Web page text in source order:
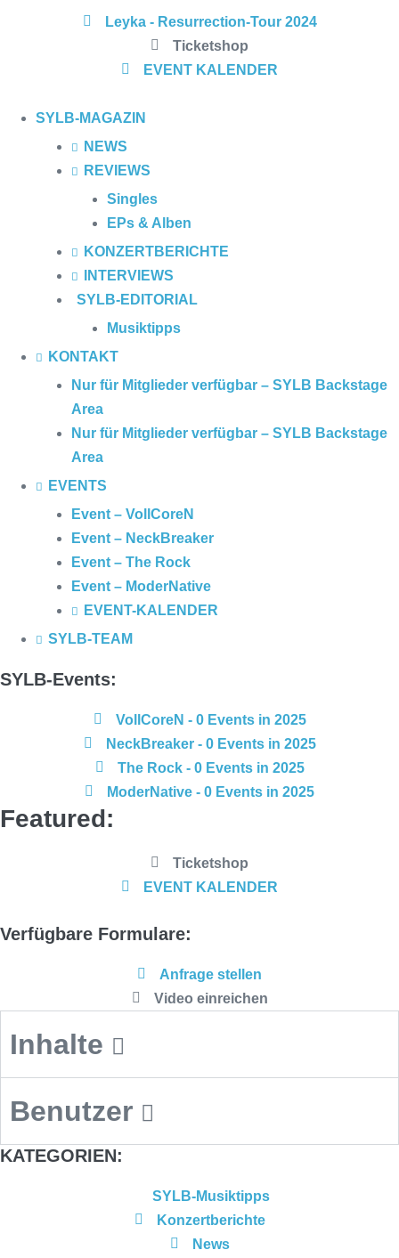
Leyka- Resurrection-Tour 2024
Ticketshop
EVENT KALENDER
SYLB-MAGAZIN
NEWS
REVIEWS
Singles
EPs & Alben
KONZERTBERICHTE
INTERVIEWS
SYLB-EDITORIAL
Musiktipps
KONTAKT
Nur für Mitglieder verfügbar – SYLB Backstage
Area
Nur für Mitglieder verfügbar – SYLB Backstage
Area
EVENTS
Event – VollCoreN
Event – NeckBreaker
Event – The Rock
Event – ModerNative
EVENT-KALENDER
SYLB-TEAM
SYLB-Events:
VollCoreN - 0 Events in 2025
NeckBreaker- 0 Events in 2025
The Rock- 0 Events in 2025
ModerNative - 0 Events in 2025
Featured:
Ticketshop
EVENT KALENDER
Verfügbare Formulare:
Anfrage stellen
Video einreichen
Inhalte
Benutzer
KATEGORIEN:
SYLB-Musiktipps
Konzertberichte
News